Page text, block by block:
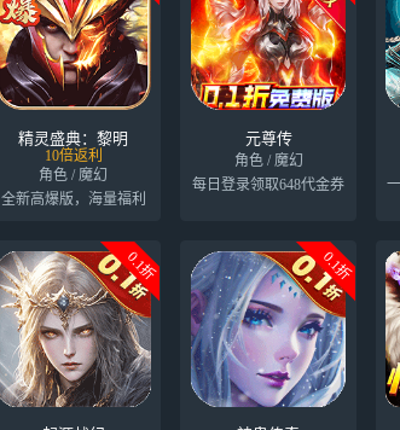
精灵盛典：黎明
10倍返利
角色 / 魔幻
全新高爆版，海量福利
元尊传
角色 / 魔幻
每日登录领取648代金券
0.1折 0.1折